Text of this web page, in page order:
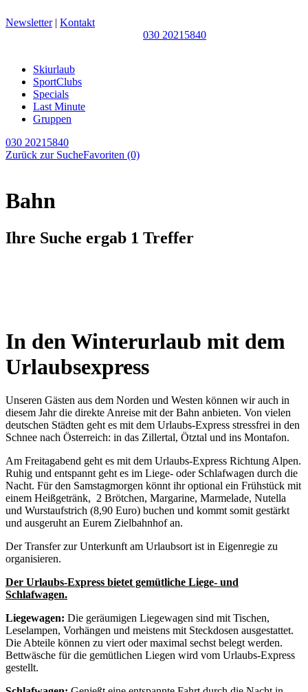
Newsletter| Kontakt
030 20215840
Skiurlaub
SportClubs
Specials
Last Minute
Gruppen
030 20215840
Zurück zur SucheFavoriten (0)
Bahn
Ihre Suche ergab 1 Treffer
In den Winterurlaub mit dem
Urlaubsexpress
Unseren Gästen aus dem Norden und Westen können wir auch in
diesem Jahr die direkte Anreise mit der Bahn anbieten. Von vielen
deutschen Städten geht es mit dem Urlaubs-Express stressfrei in den
Schnee nach Österreich: in das Zillertal, Ötztal und ins Montafon.
Am Freitagabend geht es mit dem Urlaubs-Express Richtung Alpen.
Ruhig und entspannt geht es im Liege- oder Schlafwagen durch die
Nacht. Für den Samstagmorgen könnt ihr optional ein Frühstück mit
einem Heißgetränk, 2 Brötchen, Margarine, Marmelade, Nutella
und Wurstaufstrich (8,90 Euro) buchen und kommt somit gestärkt
und ausgeruht an Eurem Zielbahnhof an.
Der Transfer zur Unterkunft am Urlaubsort ist in Eigenregie zu
organisieren.
Der Urlaubs-Express bietet gemütliche Liege- und
Schlafwagen.
Liegewagen: Die geräumigen Liegewagen sind mit Tischen,
Leselampen, Vorhängen und meistens mit Steckdosen ausgestattet.
Die Abteile können zu viert oder maximal sechst belegt werden.
Bettwäsche für die gemütlichen Liegen wird vom Urlaubs-Express
gestellt.